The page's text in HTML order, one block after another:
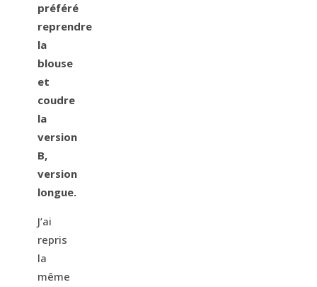
préféré
reprendre
la
blouse
et
coudre
la
version
B,
version
longue.
J’ai
repris
la
même